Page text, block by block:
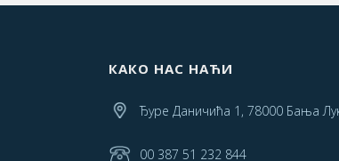
КАКО НАС НАЋИ
Ђуре Даничића 1, 78000 Бања
00 387 51 232 844